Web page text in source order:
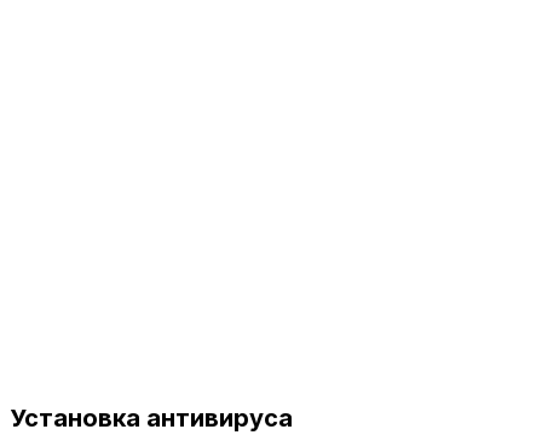
Установка антивируса